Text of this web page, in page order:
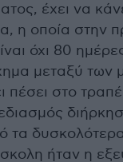
έχει να
η οποία στην
όχι 80
μεταξύ των
πέσει στο
τα
ήταν η